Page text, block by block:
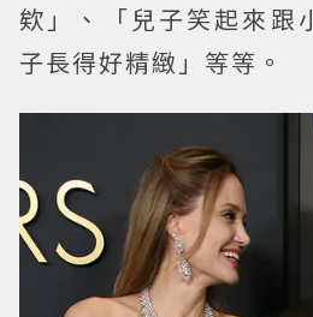
欸」、「兒子笑起來跟
子長得好精緻」等等。